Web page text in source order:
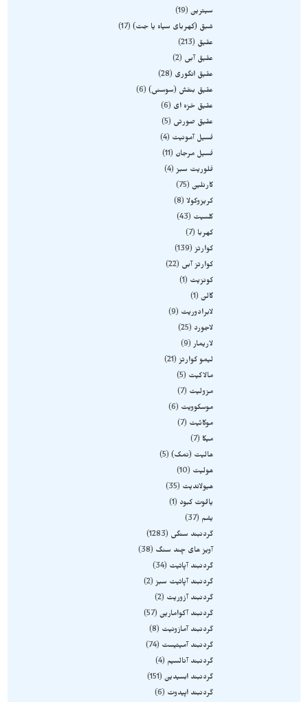
سیترین 19
شبق (کهربای سیاه یا جت) 17
عقیق
213
عقیق آبی
2
عقیق انگوری
28
عقیق بنفش (سوسنی) 6
عقیق خزه ای
6
عقیق صورتی
5
فسیل آمونیت
4
فسیل مرجان
11
فلوریت سبز 4
کارنلین 75
کریزوکولا
8
کلسیت
43
کهربا
7
کوارتز 139
کوارتز آبی
22
کونزیت
1
گالن 1
لابرادوریت
9
لاجورد
25
لاریمار 9
لیمو کوارتز 21
مالاکیت
5
مزولیت
7
موسکوویت
6
موکائیت
7
میکا
7
هالیت (نمک) 5
هولیت
10
هیولاندیت
35
یاقوت کبود
1
یشم
37
گردنبند سنگی
1283
آویز های چند سنگ
38
گردنبند آپاتیت
34
گردنبند آپاتیت سبز 2
گردنبند آزوریت
2
گردنبند آکوامارین 57
گردنبند آمازونیت
8
گردنبند آمیتیست
74
گردنبند آنالسیم
4
گردنبند ابسیدین 151
گردنبند اپیدوت
6